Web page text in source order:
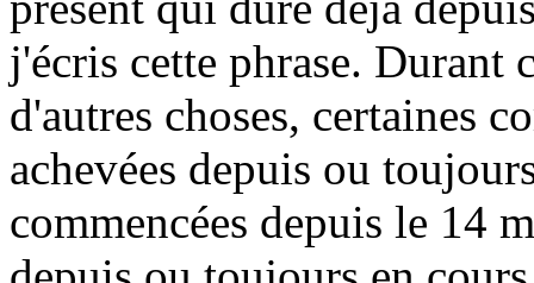
j'écris cette phrase. Durant
d'autres choses, certaines
achevées depuis ou
commencées depuis le 14